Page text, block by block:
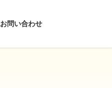
お問い合わせ